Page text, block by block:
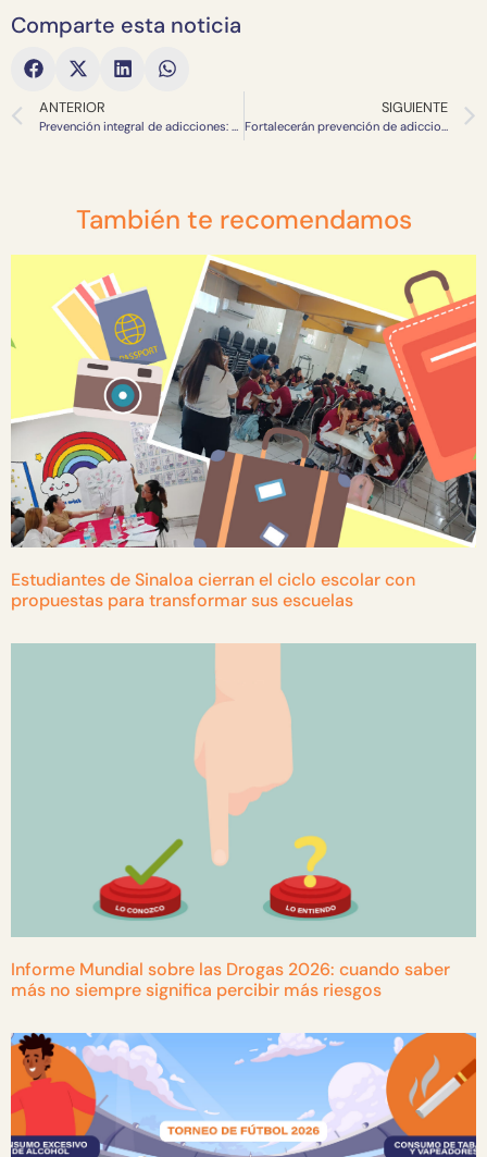
Comparte esta noticia
ANTERIOR SIGUIENTE
También te recomendamos
Estudiantes de Sinaloa cierran el ciclo escolar con
propuestas para transformar sus escuelas
Informe Mundial sobre las Drogas 2026: cuando saber
más no siempre significa percibir más riesgos